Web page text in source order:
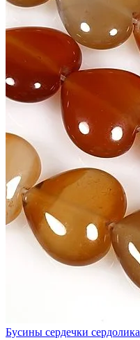
Бусины сердечки сердолика